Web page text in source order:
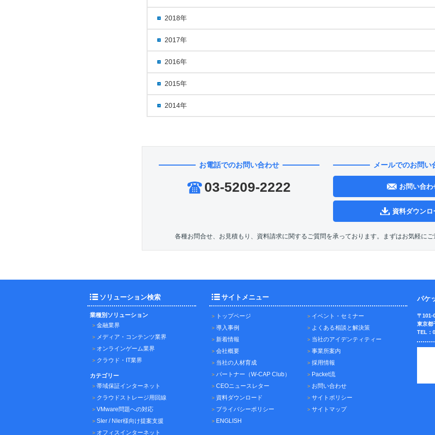
2018年
2017年
2016年
2015年
2014年
お電話でのお問い合わせ
03-5209-2222
メールでのお問い
お問い合わ
資料ダウンロ
各種お問合せ、お見積もり、資料請求に関するご質問を承っております。まずはお気軽にご
ソリューション検索
業種別ソリューション
金融業界
メディア・コンテンツ業界
オンラインゲーム業界
クラウド・IT業界
カテゴリー
帯域保証インターネット
クラウドストレージ用回線
VMware問題への対応
SIer / NIer様向け提案支援
オフィスインターネット
サイトメニュー
トップページ
イベント・セミナー
導入事例
よくある相談と解決策
新着情報
当社のアイデンティティー
会社概要
事業所案内
当社の人材育成
採用情報
パートナー（W-CAP Club）
Packet流
CEOニュースレター
お問い合わせ
資料ダウンロード
サイトポリシー
プライバシーポリシー
サイトマップ
ENGLISH
パケ
〒101-
東京都
TEL：